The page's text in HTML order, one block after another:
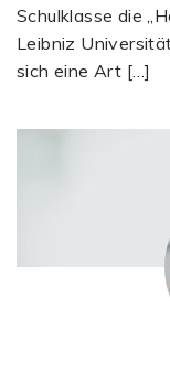
Schulklasse die
Leibniz
sich eine Art […]